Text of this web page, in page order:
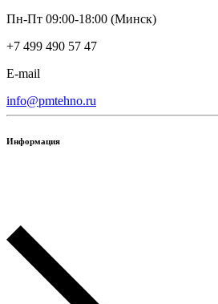
Пн-Пт 09:00-18:00 (Минск)
+7 499 490 57 47
E-mail
info@pmtehno.ru
Информация